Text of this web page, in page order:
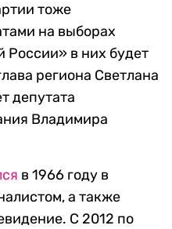
тоже
на выборах
России» в них будет
региона Светлана
депутата
Владимира
в 1966 году в
а также
С 2012 по